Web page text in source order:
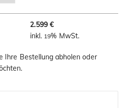
2.599 €
inkl. 19% MwSt.
Ihre Bestellung abholen oder